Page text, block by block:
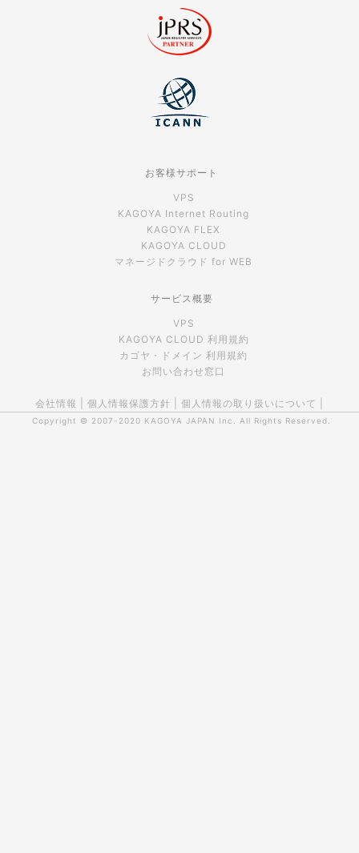
お客様サポート
VPS
KAGOYA Internet Routing
KAGOYA FLEX
KAGOYA CLOUD
マネージドクラウド for WEB
サービス概要
VPS
KAGOYA CLOUD 利用規約
カゴヤ・ドメイン 利用規約
お問い合わせ窓口
会社情報 個人情報保護方針 個人情報の取り扱いについて
Copyright © 2007-2020 KAGOYA JAPAN Inc. All Rights Reserved.